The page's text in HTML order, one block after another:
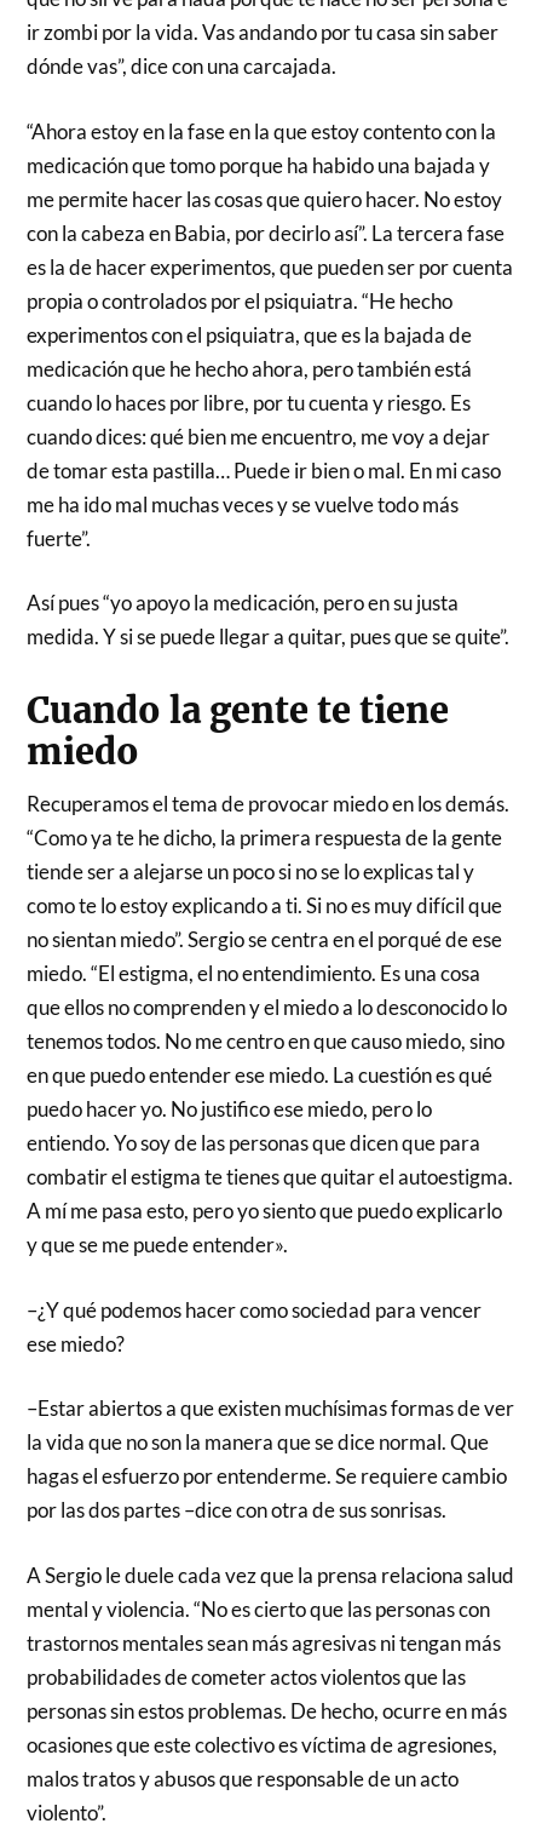
ir zombi por la vida. Vas andando por tu casa sin saber
dónde vas”, dice con una carcajada.
“Ahora estoy en la fase en la que estoy contento con la
medicación que tomo porque ha habido una bajada y
me permite hacer las cosas que quiero hacer. No estoy
con la cabeza en Babia, por decirlo así”. La tercera fase
es la de hacer experimentos, que pueden ser por cuenta
propia o controlados por el psiquiatra. “He hecho
experimentos con el psiquiatra, que es la bajada de
medicación que he hecho ahora, pero también está
cuando lo haces por libre, por tu cuenta y riesgo. Es
cuando dices: qué bien me encuentro, me voy a dejar
de tomar esta pastilla… Puede ir bien o mal. En mi caso
me ha ido mal muchas veces y se vuelve todo más
fuerte”.
Así pues “yo apoyo la medicación, pero en su justa
medida. Y si se puede llegar a quitar, pues que se quite”.
Cuando la gente te tiene
miedo
Recuperamos el tema de provocar miedo en los demás.
“Como ya te he dicho, la primera respuesta de la gente
tiende ser a alejarse un poco si no se lo explicas tal y
como te lo estoy explicando a ti. Si no es muy difícil que
no sientan miedo”. Sergio se centra en el porqué de ese
miedo. “El estigma, el no entendimiento. Es una cosa
que ellos no comprenden y el miedo a lo desconocido lo
tenemos todos. No me centro en que causo miedo, sino
en que puedo entender ese miedo. La cuestión es qué
puedo hacer yo. No justifico ese miedo, pero lo
entiendo. Yo soy de las personas que dicen que para
combatir el estigma te tienes que quitar el autoestigma.
A mí me pasa esto, pero yo siento que puedo explicarlo
y que se me puede entender».
–¿Y qué podemos hacer como sociedad para vencer
ese miedo?
–Estar abiertos a que existen muchísimas formas de ver
la vida que no son la manera que se dice normal. Que
hagas el esfuerzo por entenderme. Se requiere cambio
por las dos partes –dice con otra de sus sonrisas.
A Sergio le duele cada vez que la prensa relaciona salud
mental y violencia. “No es cierto que las personas con
trastornos mentales sean más agresivas ni tengan más
probabilidades de cometer actos violentos que las
personas sin estos problemas. De hecho, ocurre en más
ocasiones que este colectivo es víctima de agresiones,
malos tratos y abusos que responsable de un acto
violento”.